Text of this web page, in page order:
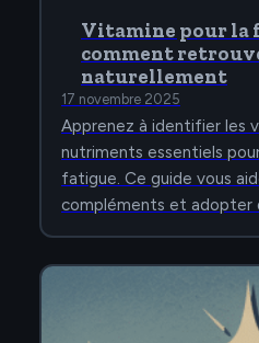
Vitamine pour la
comment
naturellement
17 novembre 2025
Apprenez à identifier les
nutriments essentiels
fatigue. Ce guide vous
compléments et adopter